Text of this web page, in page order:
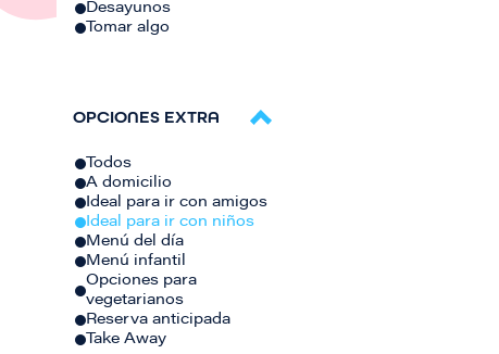
Desayunos
Tomar algo
OPCIONES EXTRA
Todos
A domicilio
Ideal para ir con amigos
Ideal para ir con niños
Menú del día
Menú infantil
Opciones para
vegetarianos
Reserva anticipada
Take Away